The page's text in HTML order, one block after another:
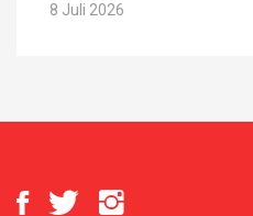
8 Juli 2026